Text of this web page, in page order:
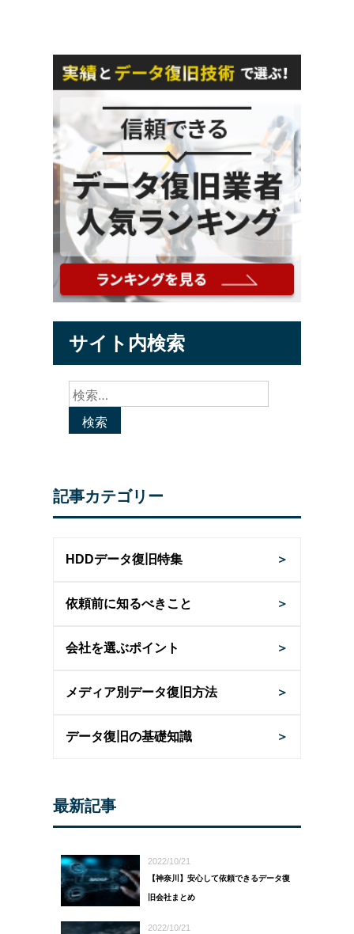
サイト内検索
検
索:
記事カテゴリー
HDDデータ復旧特集 ＞
依頼前に知るべきこと ＞
会社を選ぶポイント ＞
メディア別データ復旧方法 ＞
データ復旧の基礎知識 ＞
最新記事
2022/10/21
【神奈川】安心して依頼できるデータ復
旧会社まとめ
2022/10/21